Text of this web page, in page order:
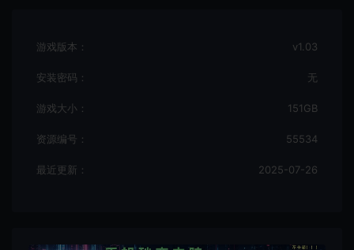
游戏版本： v1.03
安装密码： 无
游戏大小： 151GB
资源编号： 55534
最近更新： 2025-07-26